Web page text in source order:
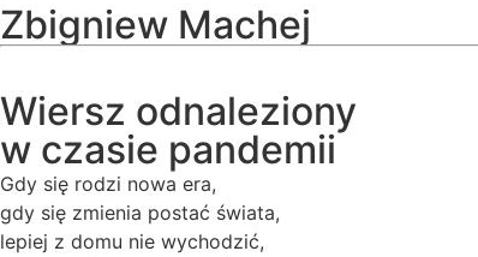
Zbigniew Machej
Wiersz odnaleziony
w czasie pandemii
Gdy się rodzi nowa era,
gdy się zmienia postać świata,
lepiej z domu nie wychodzić,